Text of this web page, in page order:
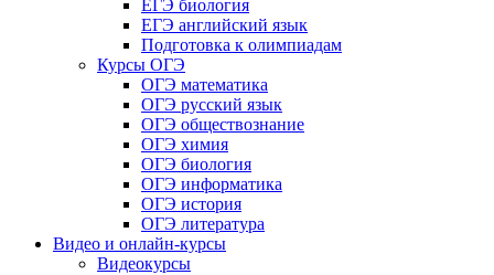
ЕГЭ биология
ЕГЭ английский язык
Подготовка к олимпиадам
Курсы ОГЭ
ОГЭ математика
ОГЭ русский язык
ОГЭ обществознание
ОГЭ химия
ОГЭ биология
ОГЭ информатика
ОГЭ история
ОГЭ литература
Видео и онлайн-курсы
Видеокурсы